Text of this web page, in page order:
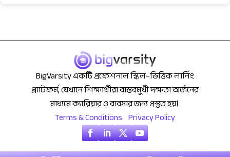
BigVarsity একটি প্রফেশনাল স্কিল–ভিত্তিক লার্নিং
প্ল্যাটফর্ম, যেখানে শিক্ষার্থীরা বাস্তবমুখী দক্ষতা অর্জনের
মাধ্যমে ক্যারিয়ার ও ব্যবসার জন্য প্রস্তুত হয়।
Terms & Conditions Privacy Policy